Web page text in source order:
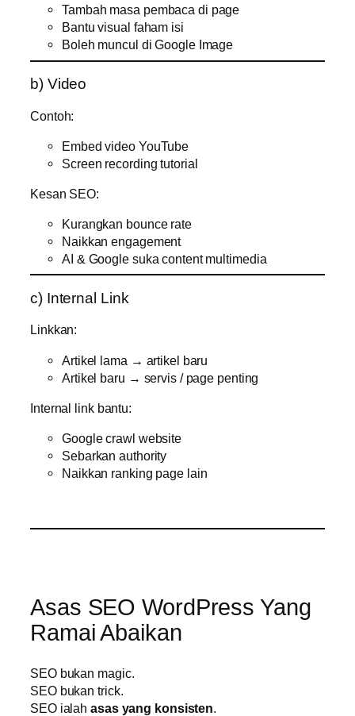
Tambah masa pembaca di page
Bantu visual faham isi
Boleh muncul di Google Image
b) Video
Contoh:
Embed video YouTube
Screen recording tutorial
Kesan SEO:
Kurangkan bounce rate
Naikkan engagement
AI & Google suka content multimedia
c) Internal Link
Linkkan:
Artikel lama → artikel baru
Artikel baru → servis / page penting
Internal link bantu:
Google crawl website
Sebarkan authority
Naikkan ranking page lain
Asas SEO WordPress Yang
Ramai Abaikan
SEO bukan magic.
SEO bukan trick.
SEO ialah asas yang konsisten.